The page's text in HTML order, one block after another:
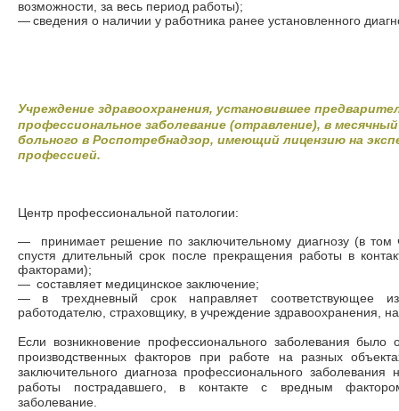
возможности, за весь период работы);
—сведения о наличии у работника ранее установленного
Учреждение здравоохранения, установившее
профессиональное заболевание (отравление), в
больного в Роспотребнадзор, имеющий лицензию на
профессией.
Центр профессиональной патологии:
—
принимает решение по заключительному диагнозу (в
спустя длительный срок после прекращения работы в
факторами);
— составляет медицинское заключение;
—
в трехдневный срок направляет соответствующее
работодателю, страховщику, в учреждение здравоохранения,
Если возникновение профессионального заболевания было
производственных факторов при работе на разных
заключительного диагноза профессионального
работы пострадавшего, в контакте с вредным
заболевание.